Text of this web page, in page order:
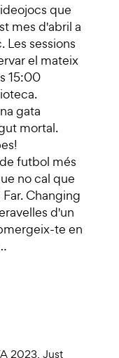
que
mes d'abril a
Les sessions
el mateix
15:00
gata
mortal.
futbol més
no cal que
Changing
d'un
te en
2023, Just